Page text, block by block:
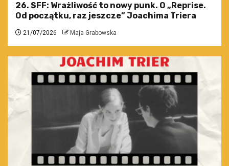
26. SFF: Wrażliwość to nowy punk. O „Reprise.
Od początku, raz jeszcze” Joachima Triera
21/07/2026 Maja Grabowska